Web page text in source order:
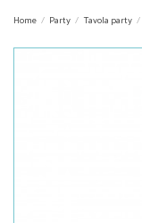
Home Party Tavola party